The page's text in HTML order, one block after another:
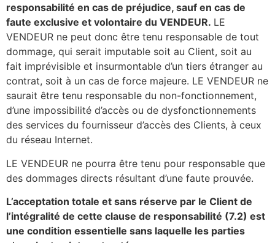
responsabilité en cas de préjudice, sauf en cas de
faute exclusive et volontaire du VENDEUR. LE
VENDEUR ne peut donc être tenu responsable de tout
dommage, qui serait imputable soit au Client, soit au
fait imprévisible et insurmontable d’un tiers étranger au
contrat, soit à un cas de force majeure. LE VENDEUR ne
saurait être tenu responsable du non-fonctionnement,
d’une impossibilité d’accès ou de dysfonctionnements
des services du fournisseur d’accès des Clients, à ceux
du réseau Internet.
LE VENDEUR ne pourra être tenu pour responsable que
des dommages directs résultant d’une faute prouvée.
L’acceptation totale et sans réserve par le Client de
l’intégralité de cette clause de responsabilité (7.2) est
une condition essentielle sans laquelle les parties